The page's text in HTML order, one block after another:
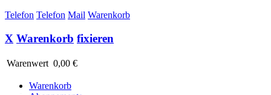
Telefon Telefon Mail Warenkorb
X Warenkorb fixieren
Warenwert 0,00 €
Warenkorb